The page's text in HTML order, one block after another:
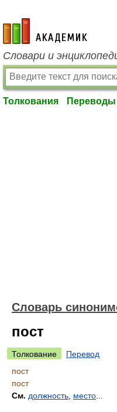
academic.ru
Словари и
Толкования Переводы
Словарь
пост
Толкование
Перевод
пост
пост
См. должность место